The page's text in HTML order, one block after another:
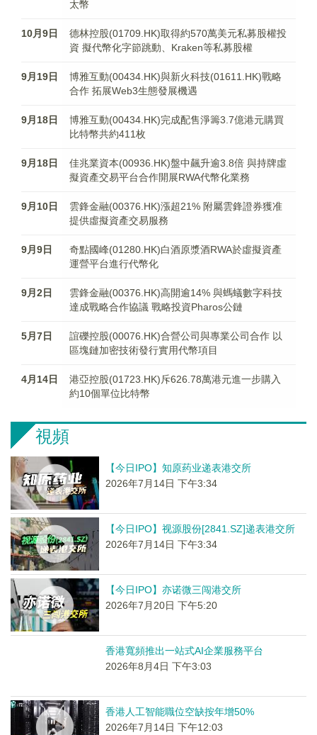
太幣
10月9日
德林控股(01709.HK)取得約570萬美元私募股權投
資 擬代幣化字節跳動、Kraken等私募股權
9月19日
博雅互動(00434.HK)與新火科技(01611.HK)戰略
合作 拓展Web3生態發展機遇
9月18日
博雅互動(00434.HK)完成配售淨籌3.7億港元購買
比特幣共約411枚
9月18日
佳兆業資本(00936.HK)盤中飆升逾3.8倍 與持牌虛
擬資產交易平台合作開展RWA代幣化業務
9月10日
雲鋒金融(00376.HK)漲超21% 附屬雲鋒證券獲准
提供虛擬資產交易服務
9月9日
奇點國峰(01280.HK)白酒原漿酒RWA於虛擬資產
運營平台進行代幣化
9月2日
雲鋒金融(00376.HK)高開逾14% 與螞蟻數字科技
達成戰略合作協議 戰略投資Pharos公鏈
5月7日
誼礫控股(00076.HK)合營公司與專業公司合作 以
區塊鏈加密技術發行實用代幣項目
4月14日
港亞控股(01723.HK)斥626.78萬港元進一步購入
約10個單位比特幣
視頻
【今日IPO】知原药业递表港交所
2026年7月14日 下午3:34
【今日IPO】视源股份[2841.SZ]递表港交所
2026年7月14日 下午3:34
【今日IPO】亦诺微三闯港交所
2026年7月20日 下午5:20
香港寬頻推出一站式AI企業服務平台
2026年8月4日 下午3:03
香港人工智能職位空缺按年增50%
2026年7月14日 下午12:03